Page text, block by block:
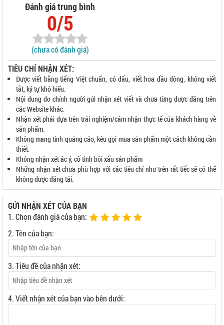
Đánh giá trung bình
0/5
(chưa có đánh giá)
TIÊU CHÍ NHẬN XÉT:
Được viết bằng tiếng Việt chuẩn, có dấu, viết hoa đầu dòng, không viết
tắt, ký tự khó hiểu.
Nội dung do chính người gửi nhận xét viết và chưa từng được đăng trên
các Website khác.
Nhận xét phải dựa trên trải nghiệm/cảm nhận thực tế của khách hàng về
sản phẩm.
Không mang tính quảng cáo, kêu gọi mua sản phẩm một cách không cần
thiết.
Không nhận xét ác ý, cố tình bôi xấu sản phẩm
Những nhận xét chưa phù hợp với các tiêu chí như trên rất tiếc sẽ có thể
không được đăng tải.
GỬI NHẬN XÉT CỦA BẠN
1. Chọn đánh giá của bạn:
2. Tên của bạn:
3. Tiêu đề của nhận xét:
4. Viết nhận xét của bạn vào bên dưới: